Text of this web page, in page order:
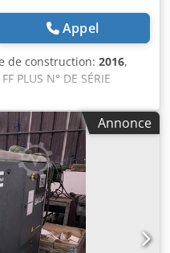
Appel
de construction: 2016,
PLUS N° DE SÉRIE
(kW) 55 DÉBIT (m³/min)
(SERVICE/TOTAL)
Dodpfjzmhtcsx Acmekr
kg ÉCHANGEUR non
RÉSERVOIR non
OCCASION OCCASION
Annonce